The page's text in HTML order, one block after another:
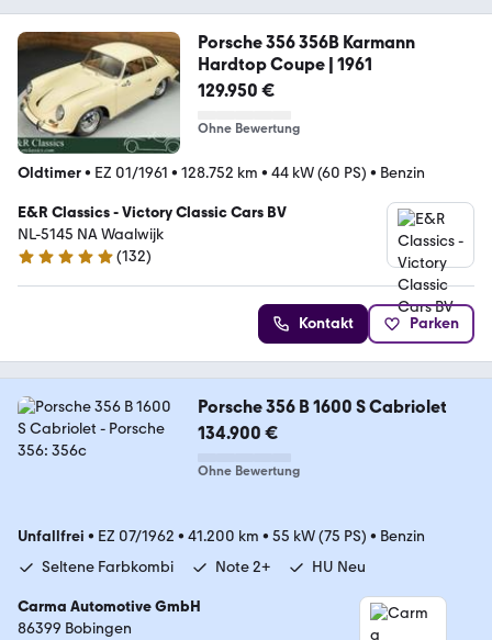
Porsche 356 356B Karmann
Hardtop Coupe | 1961
129.950 €
Ohne Bewertung
Oldtimer• EZ 01/1961 • 128.752 km • 44 kW (60 PS) • Benzin
E&R Classics - Victory Classic Cars BV
NL-5145 NA Waalwijk
5 Sterne
(132)
Kontakt Parken
Porsche 356 B 1600 S Cabriolet
134.900 €
Ohne Bewertung
Unfallfrei • EZ 07/1962 • 41.200 km • 55 kW (75 PS) • Benzin
Seltene Farbkombi
Note 2+ HU Neu
Carma Automotive GmbH
86399 Bobingen